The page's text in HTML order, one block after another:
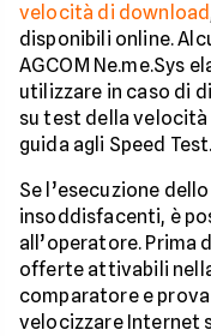
velocità di download
disponibili online.
AGCOM Ne.me.Sys
utilizzare in caso di
su test della velocità
guida agli Speed Test.
Se l’esecuzione
insoddisfacenti, è
all’operatore. Prima
offerte attivabili
comparatore e
velocizzare Internet